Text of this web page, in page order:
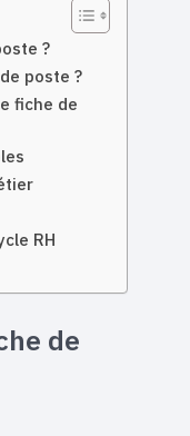
?
poste ?
fiche de
RH
de